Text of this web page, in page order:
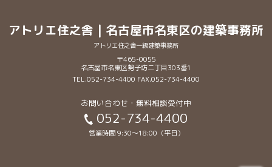
アトリエ住之舎 | 名古屋市名東区の建築事務所
アトリエ住之舎一級建築事務所
〒465-0055
名古屋市名東区勢子坊二丁目303番1
TEL.052-734-4400 FAX.052-734-4400
お問い合わせ・無料相談受付中
052-734-4400
営業時間 9:30〜18:00（平日）